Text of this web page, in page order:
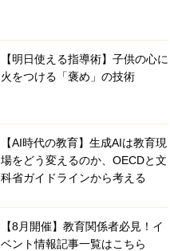
【明日使える指導術】子供の心に
火をつける「褒め」の技術
【AI時代の教育】生成AIは教育現
場をどう変えるのか、OECDと文
科省ガイドラインから考える
【8月開催】教育関係者必見！イ
ベント情報記事一覧はこちら